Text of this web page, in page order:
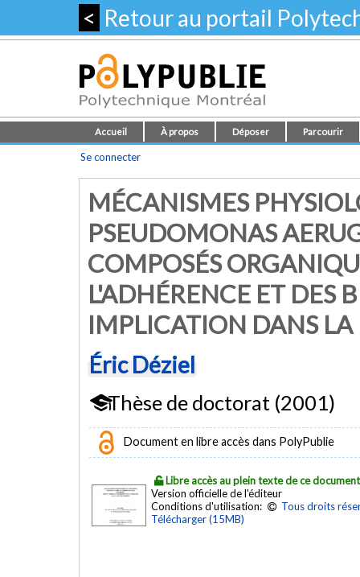
< Retour au portail
Accueil À propos Déposer Parcourir
Se connecter
MÉCANISMES
PSEUDOMONAS
COMPOSÉS
L'ADHÉRENCE ET DES
IMPLICATION DANS
Éric Déziel
Thèse de doctorat (2001)
Document en libre accès dans PolyPublie
Libre accès au plein texte de ce document
Version officielle de l'éditeur
Conditions d'utilisation:
Tous droits
Télécharger (15MB)